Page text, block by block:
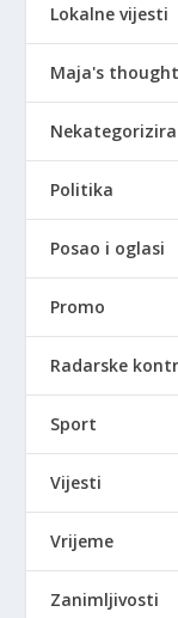
Lokalne vijesti
Maja's
Politika
Posao i oglasi
Promo
Radarske
Sport
Vijesti
Vrijeme
Zanimljivosti